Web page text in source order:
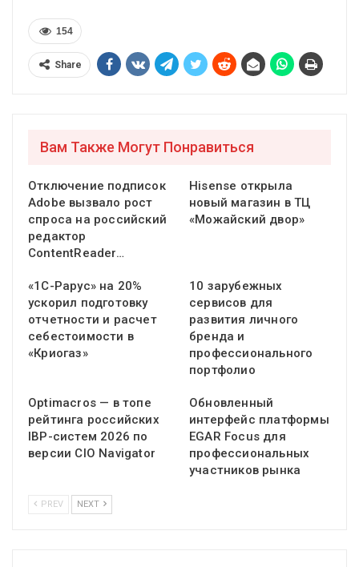
154
Share
Вам Также Могут Понравиться
Отключение подписок
Adobe вызвало рост
спроса на российский
редактор
ContentReader…
Hisense открыла
новый магазин в ТЦ
«Можайский двор»
«1С-Рарус» на 20%
ускорил подготовку
отчетности и расчет
себестоимости в
«Криогаз»
10 зарубежных
сервисов для
развития личного
бренда и
профессионального
портфолио
Optimacros — в топе
рейтинга российских
IBP-систем 2026 по
версии CIO Navigator
Обновленный
интерфейс платформы
EGAR Focus для
профессиональных
участников рынка
PREV NEXT